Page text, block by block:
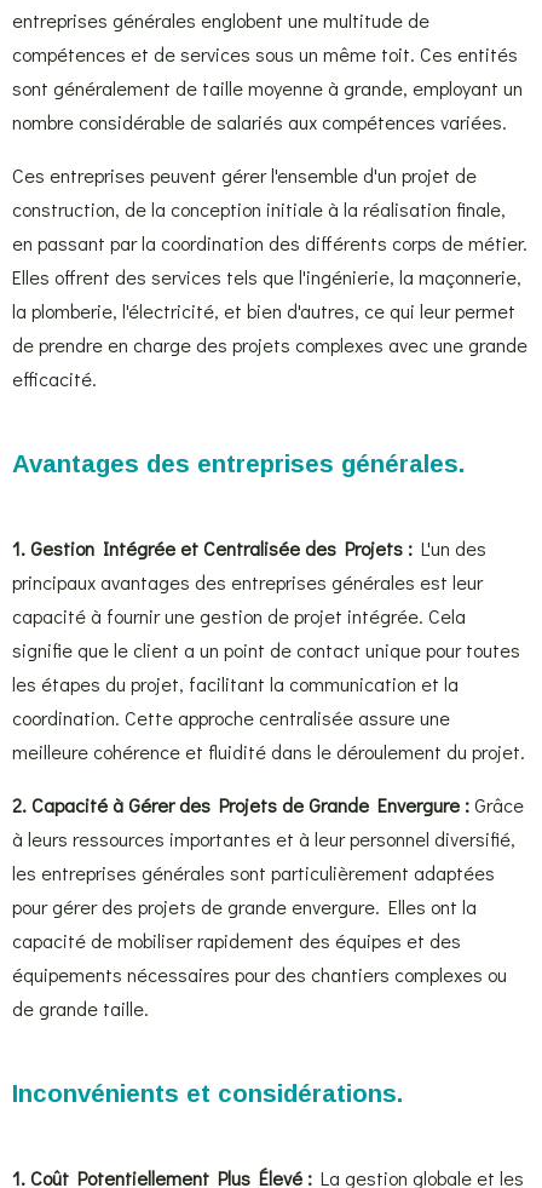
entreprises générales englobent une multitude de
compétences et de services sous un même toit. Ces entités
sont généralement de taille moyenne à grande, employant un
nombre considérable de salariés aux compétences variées.
Ces entreprises peuvent gérer l'ensemble d'un projet de
construction, de la conception initiale à la réalisation finale,
en passant par la coordination des différents corps de métier.
Elles offrent des services tels que l'ingénierie, la maçonnerie,
la plomberie, l'électricité, et bien d'autres, ce qui leur permet
de prendre en charge des projets complexes avec une grande
efficacité.
Avantages des entreprises générales.
1. Gestion Intégrée et Centralisée des Projets : L'un des
principaux avantages des entreprises générales est leur
capacité à fournir une gestion de projet intégrée. Cela
signifie que le client a un point de contact unique pour toutes
les étapes du projet, facilitant la communication et la
coordination. Cette approche centralisée assure une
meilleure cohérence et fluidité dans le déroulement du projet.
2. Capacité à Gérer des Projets de Grande Envergure :Grâce
à leurs ressources importantes et à leur personnel diversifié,
les entreprises générales sont particulièrement adaptées
pour gérer des projets de grande envergure. Elles ont la
capacité de mobiliser rapidement des équipes et des
équipements nécessaires pour des chantiers complexes ou
de grande taille.
Inconvénients et considérations.
1. Coût Potentiellement Plus Élevé : La gestion globale et les